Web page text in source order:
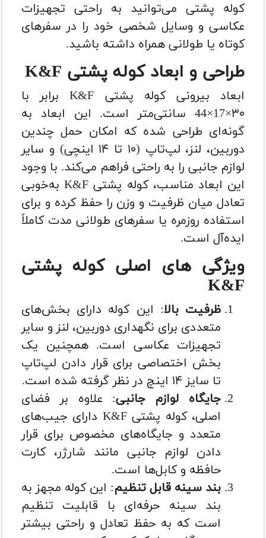
کوله پشتی می‌توانید به راحتی تجهیزات
عکاسی و وسایل شخصی خود را در سفرهای
کوتاه یا طولانی همراه داشته باشید.
طراحی و ابعاد کوله پشتی K&F
ابعاد بیرونی کوله پشتی K&F برابر با
۳۰×17×44 سانتی‌متر است. این ابعاد به
گونه‌ای طراحی شده که امکان حمل چندین
دوربین، لنز، لپ‌تاپ (۱۰ تا ۱۴ اینچی) و سایر
لوازم جانبی را به راحتی فراهم می‌کند. با وجود
این ابعاد مناسب، کوله پشتی K&F به‌خوبی
تعادل میان ظرفیت و وزن را حفظ کرده و برای
استفاده روزمره یا سفرهای طولانی مدت کاملاً
ایده‌آل است.
ویژگی‌ های اصلی کوله پشتی
K&F
ظرفیت بالا: این کوله دارای بخش‌های
متعددی برای نگهداری دوربین، لنز و سایر
تجهیزات عکاسی است. همچنین یک
بخش اختصاصی برای قرار دادن لپ‌تاپ
تا سایز ۱۴ اینچ در نظر گرفته شده است.
جایگاه لوازم جانبی: علاوه بر فضای
اصلی، کوله پشتی K&F دارای جیب‌های
متعدد و جایگاه‌های مخصوص برای قرار
دادن لوازم جانبی مانند شارژر، کارت
حافظه و کابل‌ها است.
بند سینه قابل تنظیم: این کوله مجهز به
بند سینه حرفه‌ای با قابلیت تنظیم
است که به حفظ تعادل و راحتی بیشتر